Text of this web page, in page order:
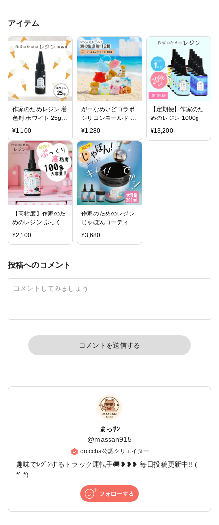
アイテム
作家のためレジン 着
色剤 ホワイト 25g
大容量
¥1,100
がーなめいどコラボ
シリコンモールド 海
の生き物シリーズ 12
種 crocchaオリジナ
ル
¥1,280
【定期便】作家のた
めのレジン 1000g
¥13,200
【高粘度】作家のた
めのレジン ぷっくり
レジン 100g
¥2,100
作家のためのレジン
じゃぼんコーティン
グ どぼん液 200ml
遮光ケース付き
¥3,680
投稿へのコメント
コメントを送信する
まっｻﾝ
@massan915
croccha公認クリエイター
趣味でﾚｼﾞﾝするトラック運転手🚚❥❥❥ 毎日投稿更新中!! (
*˙˙*)